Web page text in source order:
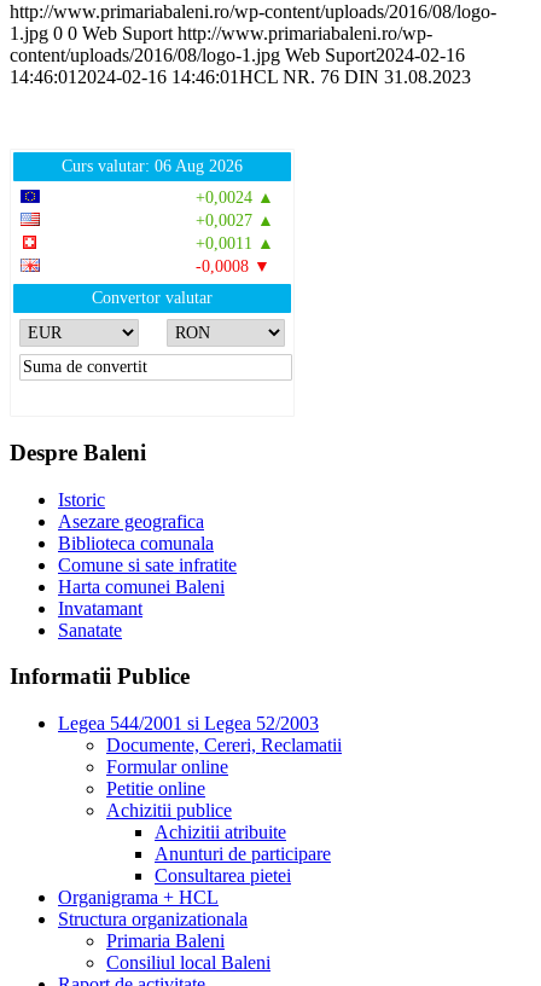
http://www.primariabaleni.ro/wp-content/uploads/2016/08/logo-
1.jpg 0 0 Web Suport http://www.primariabaleni.ro/wp-
content/uploads/2016/08/logo-1.jpg Web Suport2024-02-16
14:46:01 2024-02-16 14:46:01HCL NR. 76 DIN 31.08.2023
Curs valutar: 06 Aug 2026
+0,0024 ▲
+0,0027 ▲
+0,0011 ▲
-0,0008 ▼
Convertor valutar
Despre Baleni
Istoric
Asezare geografica
Biblioteca comunala
Comune si sate infratite
Harta comunei Baleni
Invatamant
Sanatate
Informatii Publice
Legea 544/2001 si Legea 52/2003
Documente, Cereri, Reclamatii
Formular online
Petitie online
Achizitii publice
Achizitii atribuite
Anunturi de participare
Consultarea pietei
Organigrama + HCL
Structura organizationala
Primaria Baleni
Consiliul local Baleni